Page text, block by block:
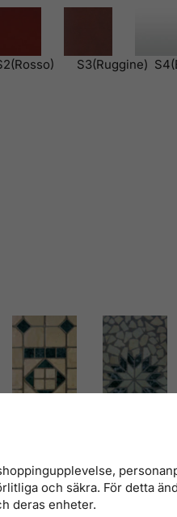
S3(Ruggine)
Tekniska
och säkra. För detta
deras enheter.